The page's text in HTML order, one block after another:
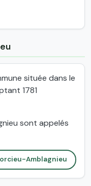
située dans le
1781
sont appelés
Amblagnieu